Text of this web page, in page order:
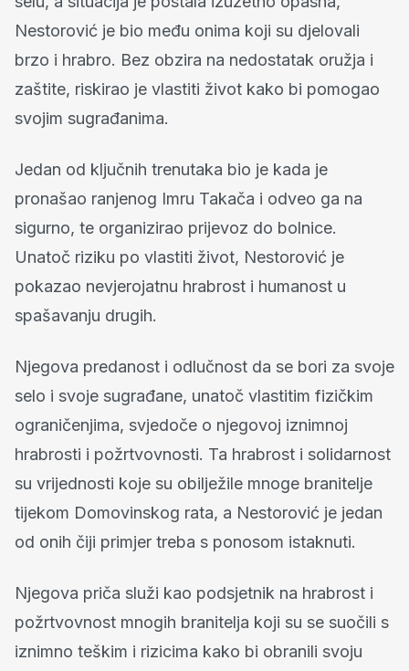
Nestorović je bio među onima koji su djelovali
brzo i hrabro. Bez obzira na nedostatak oružja i
zaštite, riskirao je vlastiti život kako bi pomogao
svojim sugrađanima.
Jedan od ključnih trenutaka bio je kada je
pronašao ranjenog Imru Takača i odveo ga na
sigurno, te organizirao prijevoz do bolnice.
Unatoč riziku po vlastiti život, Nestorović je
pokazao nevjerojatnu hrabrost i humanost u
spašavanju drugih.
Njegova predanost i odlučnost da se bori za svoje
selo i svoje sugrađane, unatoč vlastitim fizičkim
ograničenjima, svjedoče o njegovoj iznimnoj
hrabrosti i požrtvovnosti. Ta hrabrost i solidarnost
su vrijednosti koje su obilježile mnoge branitelje
tijekom Domovinskog rata, a Nestorović je jedan
od onih čiji primjer treba s ponosom istaknuti.
Njegova priča služi kao podsjetnik na hrabrost i
požrtvovnost mnogih branitelja koji su se suočili s
iznimno teškim i rizicima kako bi obranili svoju